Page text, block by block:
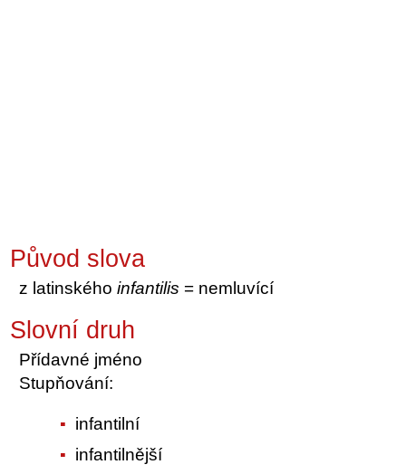
Původ slova
z latinskéhoinfantilis = nemluvící
Slovní druh
Přídavné jméno
Stupňování:
infantilní
infantilnější